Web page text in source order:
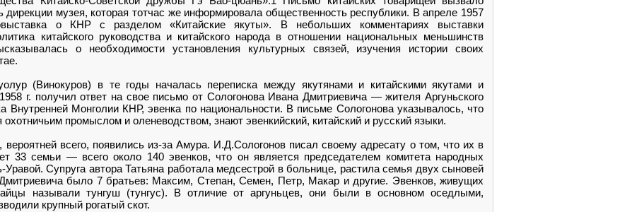
дирекции музея, которая тотчас же информировала общественность республики. В апреле 1957
о КНР с разделом «Китайские якуты». В небольших комментариях выставки
китайского руководства и китайского народа в отношении национальных меньшинств
о необходимости установления культурных связей, изучения истории своих
(Винокуров) в те годы началась переписка между якутянами и китайскими якутами и
г. получил ответ на свое письмо от Сологонова Ивана Дмитриевича — жителя Аргуньского
Внутренней Монголии КНР, эвенка по национальности. В письме Сологонова указывалось, что
охотничьим промыслом и оленеводством, знают эвенкийский, китайский и русский языки.
вероятней всего, появились из-за Амура. И.Д.Сологонов писал своему адресату о том, что их в
33 семьи — всего около 140 эвенков, что он является председателем комитета народных
Уравой. Супруга автора Татьяна работала медсестрой в больнице, растила семья двух сыновей
было 7 братьев: Максим, Степан, Семен, Петр, Макар и другие. Эвенков, живущих
называли тунгуш (тунгус). В отличие от аргуньцев, они были в основном оседлыми,
крупный рогатый скот.